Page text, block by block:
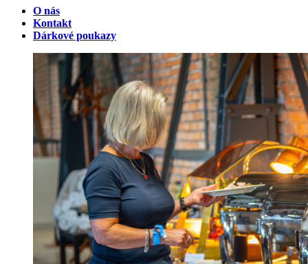
O nás
Kontakt
Dárkové poukazy